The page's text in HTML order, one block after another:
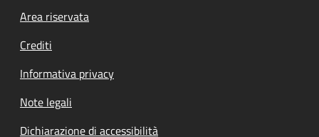
Footer menu
Area riservata
Crediti
Informativa privacy
Note legali
Dichiarazione di accessibilità